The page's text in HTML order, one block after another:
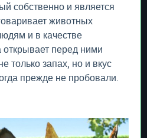
собственно и является
животных
и в качестве
перед ними
только запах, но и вкус
прежде не пробовали.